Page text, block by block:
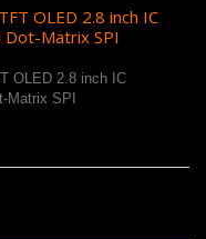
OLED 2.8 inch IC
Matrix SPI
OLED 2.8 inch IC
Matrix SPI